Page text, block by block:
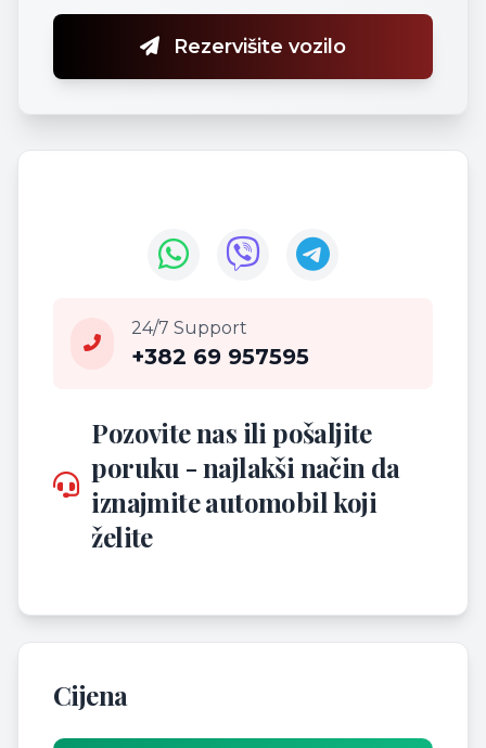
Rezervišite vozilo
24/7 Support
+382 69 957595
Pozovite nas ili pošaljite
poruku - najlakši način da
iznajmite automobil koji
želite
Cijena